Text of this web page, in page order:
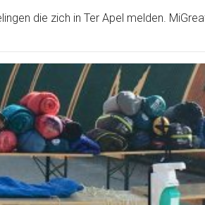
die zich in Ter Apel melden.